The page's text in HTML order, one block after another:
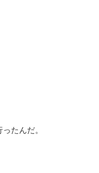
たんだ。